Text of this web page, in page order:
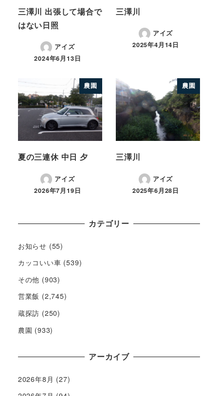
三澤川 出張して場合で
はない日照
アイズ
2024年6月13日
三澤川
アイズ
2025年4月14日
農園
夏の三連休 中日 夕
アイズ
2026年7月19日
農園
三澤川
アイズ
2025年6月28日
カテゴリー
お知らせ (55)
カッコいい車 (539)
その他 (903)
営業飯 (2,745)
蔵探訪 (250)
農園 (933)
アーカイブ
2026年8月 (27)